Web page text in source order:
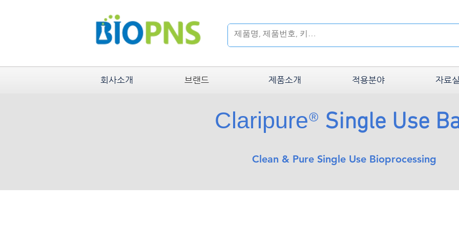
회사소개 브랜드 제품소개 적용분야 자료실
Claripure® Single Use
Clean & Pure Single Use Bioprocessing